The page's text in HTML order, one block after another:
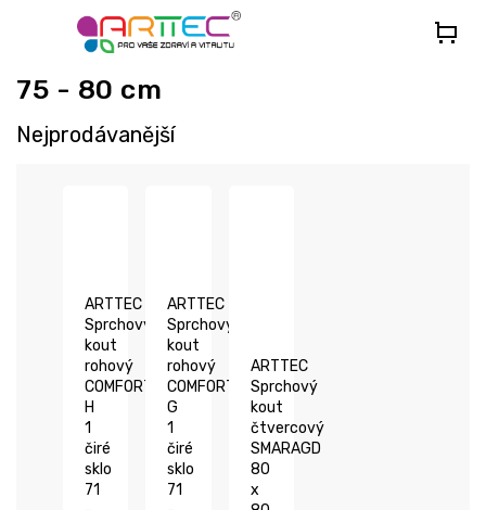
75 - 80 cm
Nejprodávanější
ARTTEC
Sprchový
kout
rohový
COMFORT
H
1
čiré
sklo
71
ARTTEC
Sprchový
kout
rohový
COMFORT
G
1
čiré
sklo
71
ARTTEC
Sprchový
kout
čtvercový
SMARAGD
80
x